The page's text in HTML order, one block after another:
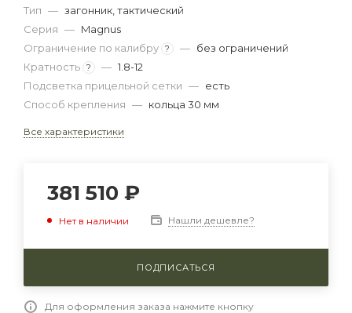
Тип — загонник, тактический
Серия — Magnus
Ограничение по калибру ? — без ограничений
Кратность ? — 1.8-12
Подсветка прицельной сетки — есть
Способ крепления — кольца 30 мм
Все характеристики
381 510 ₽
Нет в наличии Нашли дешевле?
ПОДПИСАТЬСЯ
Для оформления заказа нажмите кнопку